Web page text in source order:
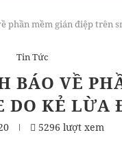
phần mềm gián điệp trên
Tin Tức
BÁO VỀ
DO KẺ LỪA
5296 lượt xem